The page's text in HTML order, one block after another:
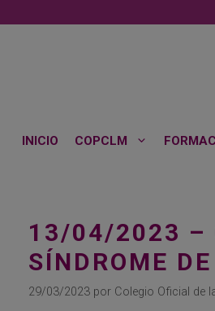
al
INICIO COPCLM
13/04/2023 –
SÍNDROME
29/03/2023 por Colegio Oficial de